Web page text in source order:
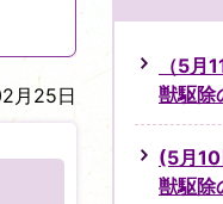
月25日
（5月
獣駆除
(5月
獣駆除